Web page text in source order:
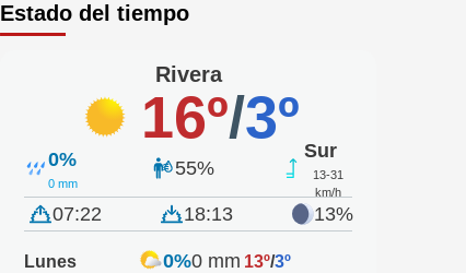
Estado del tiempo
Rivera
16º/3º
0%
0 mm
55%
Sur
13-31
km/h
07:22 18:13 13%
Lunes 0%0 mm 13º/3º